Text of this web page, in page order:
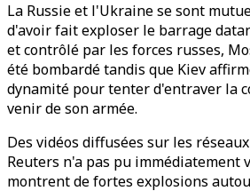
La Russie et l'Ukraine se sont
d'avoir fait exploser le barrage
et contrôlé par les forces russes,
été bombardé tandis que Kiev
dynamité pour tenter d'entraver la
venir de son armée.
Des vidéos diffusées sur les
Reuters n'a pas pu
montrent de fortes explosions